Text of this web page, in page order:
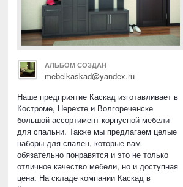
АЛЬБОМ СОЗДАН
mebelkaskad@yandex.ru
Наше предприятие Каскад изготавливает в
Костроме, Нерехте и Волгореченске
большой ассортимент корпусной мебели
для спальни. Также мы предлагаем целые
наборы для спален, которые вам
обязательно понравятся и это не только
отличное качество мебели, но и доступная
цена. На складе компании Каскад в